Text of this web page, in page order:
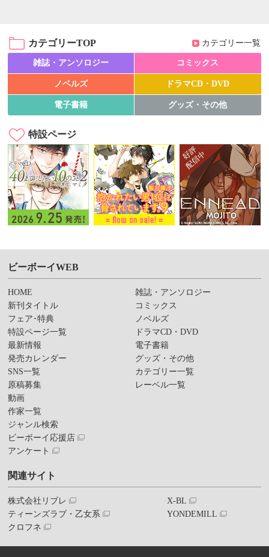
カテゴリーTOP カテゴリー一覧
雑誌・アンソロジー コミックス
ノベルズ ドラマCD・DVD
電子書籍 グッズ・その他
特設ページ
ビーボーイWEB
HOME
新刊タイトル
フェア･特典
特設ページ一覧
最新情報
発売カレンダー
SNS一覧
原稿募集
動画
作家一覧
ジャンル検索
ビーボーイ応援店
アンケート
雑誌・アンソロジー
コミックス
ノベルズ
ドラマCD・DVD
電子書籍
グッズ・その他
カテゴリー一覧
レーベル一覧
関連サイト
株式会社リブレ
ティーンズラブ・乙女系
クロフネ
X-BL
YONDEMILL